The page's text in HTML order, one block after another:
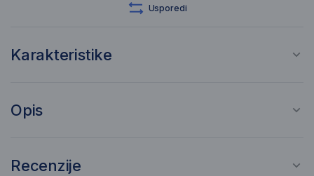
Usporedi
Karakteristike
Opis
Recenzije